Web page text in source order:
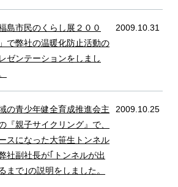
福島市民のくらし展２００
で弊社の温暖化防止活動の
ゼンテーションをしまし
2009.10.31
の青少年健全育成推進会主
『親子サイクリング』で、
スになった大笹生トンネル
社副社長が｢トンネルが出
まで｣の説明をしました。
2009.10.25